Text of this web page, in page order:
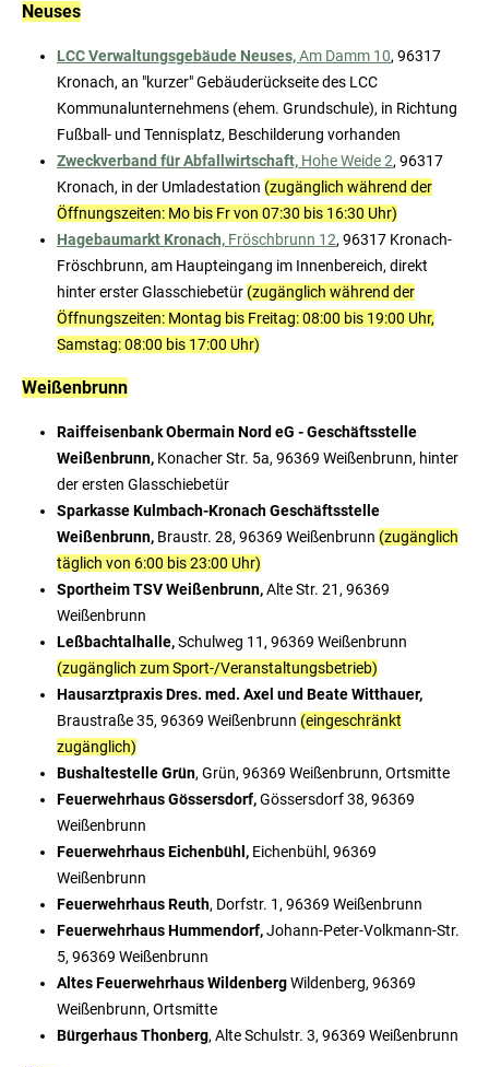
Neuses
LCC Verwaltungsgebäude Neuses,Am Damm 10, 96317
Kronach, an "kurzer" Gebäuderückseite des LCC
Kommunalunternehmens (ehem. Grundschule), in Richtung
Fußball- und Tennisplatz, Beschilderung vorhanden
Zweckverband für Abfallwirtschaft, Hohe Weide 2, 96317
Kronach, in der Umladestation (zugänglich während der
Öffnungszeiten: Mo bis Fr von 07:30 bis 16:30 Uhr)
Hagebaumarkt Kronach, Fröschbrunn 12, 96317 Kronach-
Fröschbrunn, am Haupteingang im Innenbereich, direkt
hinter erster Glasschiebetür (zugänglich während der
Öffnungszeiten: Montag bis Freitag: 08:00 bis 19:00 Uhr,
Samstag: 08:00 bis 17:00 Uhr)
Weißenbrunn
Raiffeisenbank Obermain Nord eG - Geschäftsstelle
Weißenbrunn, Konacher Str. 5a, 96369 Weißenbrunn, hinter
der ersten Glasschiebetür
Sparkasse Kulmbach-Kronach Geschäftsstelle
Weißenbrunn, Braustr. 28, 96369 Weißenbrunn (zugänglich
täglich von 6:00 bis 23:00 Uhr)
Sportheim TSV Weißenbrunn,Alte Str. 21, 96369
Weißenbrunn
Leßbachtalhalle,Schulweg 11, 96369 Weißenbrunn
(zugänglich zum Sport-/Veranstaltungsbetrieb)
Hausarztpraxis Dres. med. Axel und Beate Witthauer,
Braustraße 35, 96369 Weißenbrunn (eingeschränkt
zugänglich)
Bushaltestelle Grün, Grün, 96369 Weißenbrunn, Ortsmitte
Feuerwehrhaus Gössersdorf,Gössersdorf 38, 96369
Weißenbrunn
Feuerwehrhaus Eichenbühl, Eichenbühl, 96369
Weißenbrunn
Feuerwehrhaus Reuth, Dorfstr. 1, 96369 Weißenbrunn
Feuerwehrhaus Hummendorf,Johann-Peter-Volkmann-Str.
5, 96369 Weißenbrunn
Altes Feuerwehrhaus WildenbergWildenberg, 96369
Weißenbrunn, Ortsmitte
Bürgerhaus Thonberg, Alte Schulstr. 3, 96369 Weißenbrunn